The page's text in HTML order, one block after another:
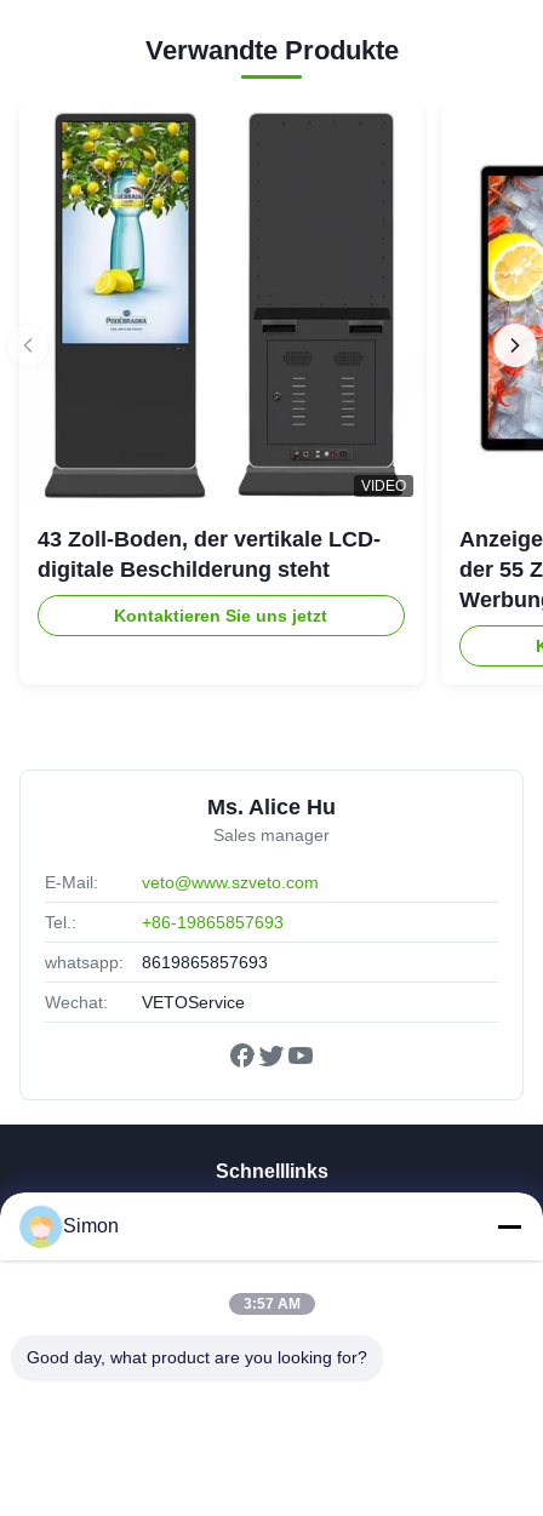
Verwandte Produkte
VIDEO
43 Zoll-Boden, der vertikale LCD-
digitale Beschilderung steht
Kontaktieren Sie uns jetzt
der 55
ultra
Ms. Alice Hu
Sales manager
E-Mail: veto@www.szveto.com
Tel.: +86-19865857693
whatsapp: 8619865857693
Wechat: VETOService
Schnelllinks
Über Uns
Qualitätskontrolle
Simon
3:57 AM
Good day, what product are you looking for?